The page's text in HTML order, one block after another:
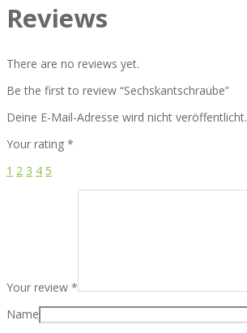
Reviews
There are no reviews yet.
Be the first to review “Sechskantschraube”
Deine E-Mail-Adresse wird nicht veröffentlicht.
Your rating *
1 2 3 4 5
Your review *
Name